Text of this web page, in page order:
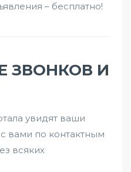
– бесплатно!
ЗВОНКОВ И
увидят ваши
вами по контактным
всяких